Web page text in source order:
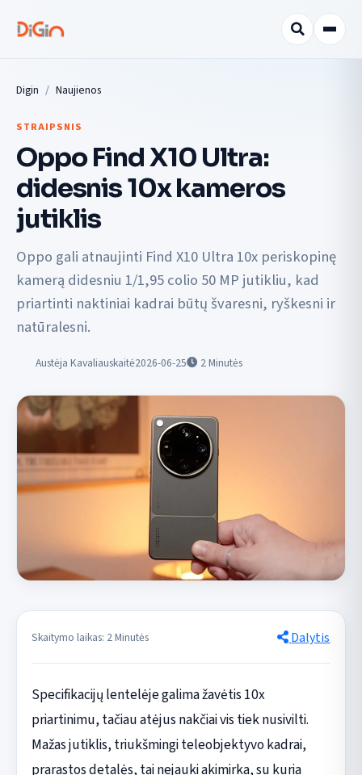
Digin Naujienos
STRAIPSNIS
Oppo Find X10 Ultra:
didesnis 10x kameros
jutiklis
Oppo gali atnaujinti Find X10 Ultra 10x periskopinę
kamerą didesniu 1/1,95 colio 50 MP jutikliu, kad
priartinti naktiniai kadrai būtų švaresni, ryškesni ir
natūralesni.
Austėja Kavaliauskaitė2026-06-25 2Minutės
Skaitymo laikas: 2 Minutės Dalytis
Specifikacijų lentelėje galima žavėtis 10x
priartinimu, tačiau atėjus nakčiai vis tiek nusivilti.
Mažas jutiklis, triukšmingi teleobjektyvo kadrai,
prarastos detalės, tai nejauki akimirka, su kuria